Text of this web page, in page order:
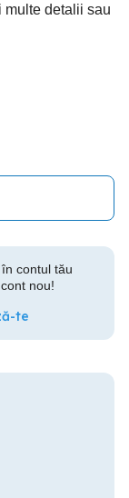
multe detalii sau
contul tău
nou!
te